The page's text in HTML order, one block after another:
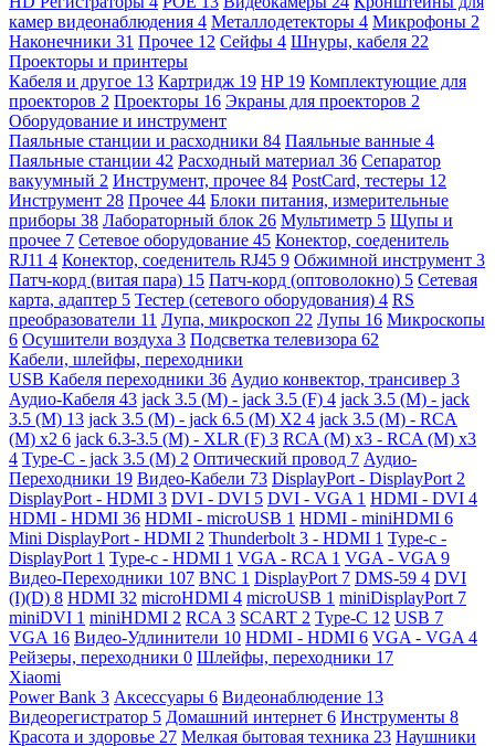
камер видеонаблюдения 4 Металлодетекторы 4 Микрофоны 2
Наконечники 31 Прочее 12 Сейфы 4 Шнуры, кабеля 22
Проекторы и принтеры
Кабеля и другое 13 Картридж 19 HP 19 Комплектующие для
проекторов 2 Проекторы 16 Экраны для проекторов 2
Оборудование и инструмент
Паяльные станции и расходники 84 Паяльные ванные 4
Паяльные станции 42 Расходный материал 36 Сепаратор
вакуумный 2 Инструмент, прочее 84 PostCard, тестеры 12
Инструмент 28 Прочее 44 Блоки питания, измерительные
приборы 38 Лабораторный блок 26 Мультиметр 5 Щупы и
прочее 7 Сетевое оборудование 45 Конектор, соеденитель
RJ11 4 Конектор, соеденитель RJ45 9 Обжимной инструмент 3
Патч-корд (витая пара) 15 Патч-корд (оптоволокно) 5 Сетевая
карта, адаптер 5 Тестер (сетевого оборудования) 4 RS
преобразователи 11 Лупа, микроскоп 22 Лупы 16 Микроскопы
6 Осушители воздуха 3 Подсветка телевизора 62
Кабели, шлейфы, переходники
USB Кабеля переходники 36 Аудио конвектор, трансивер 3
Аудио-Кабеля 43 jack 3.5 (M) - jack 3.5 (F) 4 jack 3.5 (M) - jack
3.5 (M) 13 jack 3.5 (M) - jack 6.5 (M) X2 4 jack 3.5 (M) - RCA
(M) x2 6 jack 6.3-3.5 (M) - XLR (F) 3 RCA (M) x3 - RCA (M) x3
4 Type-C - jack 3.5 (M) 2 Оптический провод 7 Аудио-
Переходники 19 Видео-Кабели 73 DisplayPort - DisplayPort 2
DisplayPort - HDMI 3 DVI - DVI 5 DVI - VGA 1 HDMI - DVI 4
HDMI - HDMI 36 HDMI - microUSB 1 HDMI - miniHDMI 6
Mini DisplayPort - HDMI 2 Thunderbolt 3 - HDMI 1 Type-c -
DisplayPort 1 Type-c - HDMI 1 VGA - RCA 1 VGA - VGA 9
Видео-Переходники 107 BNC 1 DisplayPort 7 DMS-59 4 DVI
(I)(D) 8 HDMI 32 microHDMI 4 microUSB 1 miniDisplayPort 7
miniDVI 1 miniHDMI 2 RCA 3 SCART 2 Type-C 12 USB 7
VGA 16 Видео-Удлинители 10 HDMI - HDMI 6 VGA - VGA 4
Рейзеры, переходники 0 Шлейфы, переходники 17
Xiaomi
Power Bank 3 Аксессуары 6 Видеонаблюдение 13
Видеорегистратор 5 Домашний интернет 6 Инструменты 8
Красота и здоровье 27 Мелкая бытовая техника 23 Наушники